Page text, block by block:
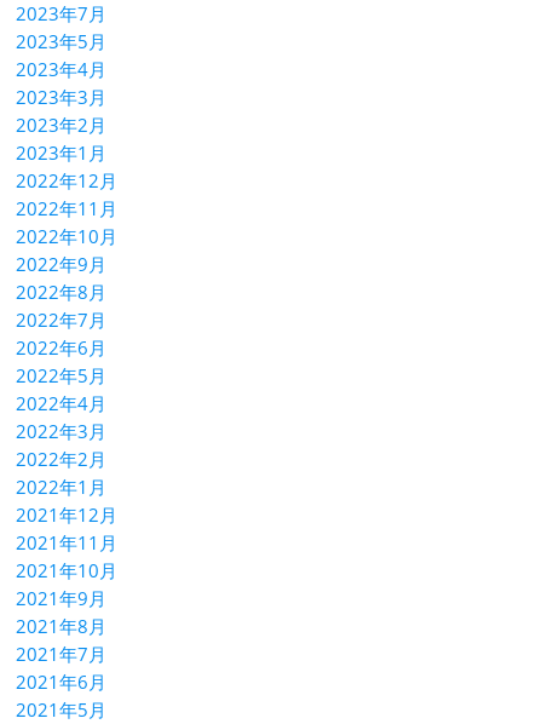
2023年7月
2023年5月
2023年4月
2023年3月
2023年2月
2023年1月
2022年12月
2022年11月
2022年10月
2022年9月
2022年8月
2022年7月
2022年6月
2022年5月
2022年4月
2022年3月
2022年2月
2022年1月
2021年12月
2021年11月
2021年10月
2021年9月
2021年8月
2021年7月
2021年6月
2021年5月